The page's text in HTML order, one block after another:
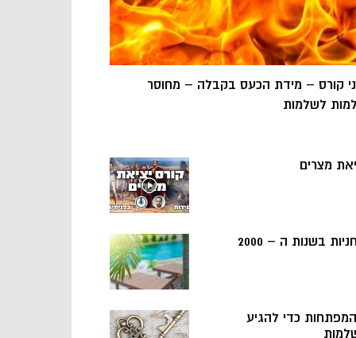
קורס – מידת הכעס בקבלה – מחוסר
לשלמות
מצרים
בשנות ה – 2000
5 המפתחות כדי להגיע